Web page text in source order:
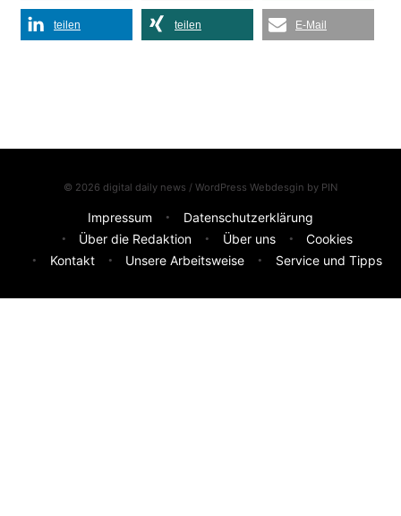
teilen teilen E-Mail
© 2026 digital daily news / WordPress Webdesgin by PIN
Impressum
Datenschutzerklärung
Über die Redaktion
Über uns
Cookies
Kontakt
Unsere Arbeitsweise Service und Tipps